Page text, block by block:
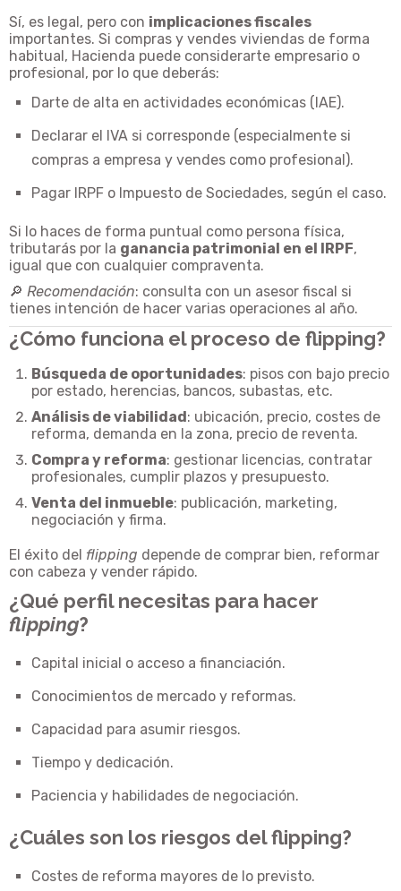
Sí, es legal, pero con implicaciones fiscales
importantes. Si compras y vendes viviendas de forma
habitual, Hacienda puede considerarte empresario o
profesional, por lo que deberás:
Darte de alta en actividades económicas (IAE).
Declarar el IVA si corresponde (especialmente si
compras a empresa y vendes como profesional).
Pagar IRPF o Impuesto de Sociedades, según el caso.
Si lo haces de forma puntual como persona física,
tributarás por la ganancia patrimonial en el IRPF,
igual que con cualquier compraventa.
🔎 Recomendación: consulta con un asesor fiscal si
tienes intención de hacer varias operaciones al año.
¿Cómo funciona el proceso de flipping?
Búsqueda de oportunidades: pisos con bajo precio
por estado, herencias, bancos, subastas, etc.
Análisis de viabilidad: ubicación, precio, costes de
reforma, demanda en la zona, precio de reventa.
Compra y reforma: gestionar licencias, contratar
profesionales, cumplir plazos y presupuesto.
Venta del inmueble: publicación, marketing,
negociación y firma.
El éxito del flipping depende de comprar bien, reformar
con cabeza y vender rápido.
¿Qué perfil necesitas para hacer
flipping?
Capital inicial o acceso a financiación.
Conocimientos de mercado y reformas.
Capacidad para asumir riesgos.
Tiempo y dedicación.
Paciencia y habilidades de negociación.
¿Cuáles son los riesgos del flipping?
Costes de reforma mayores de lo previsto.